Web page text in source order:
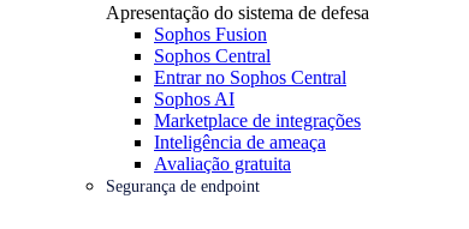
Apresentação do sistema de defesa
Sophos Fusion
Sophos Central
Entrar no Sophos Central
Sophos AI
Marketplace de integrações
Inteligência de ameaça
Avaliação gratuita
Segurança de endpoint